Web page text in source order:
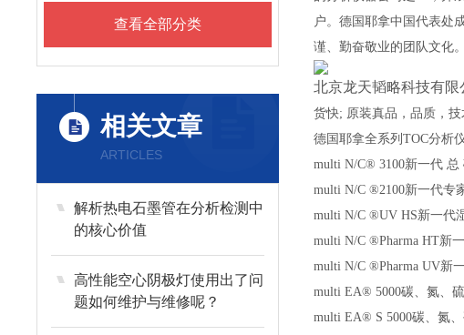
查看全部分类
相关文章
ARTICLES
解析热电石墨管在分析检测中
的核心价值
高性能空心阴极灯使用出了问
题如何维护与维修呢？
户。德国耶拿中国代表处
谨、勤奋敬业的团队文化
北京龙天韬略科技有限
货快; 原装真品，品质，技
德国耶拿全系列TOC分析
multi N/C® 3100新一代 总
multi N/C ®2100新一代专
multi N/C ®UV HS新一代
multi N/C ®Pharma HT新
multi N/C ®Pharma UV新
multi EA® 5000碳、氮、
multi EA® S 5000碳、氮